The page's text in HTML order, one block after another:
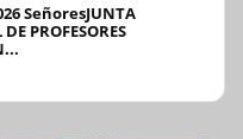
SeñoresJUNTA
PROFESORES